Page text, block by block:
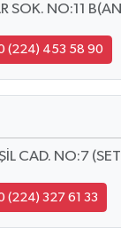
SOK. NO:11
(224) 453 58 90
CAD. NO:7
(224) 327 61 33